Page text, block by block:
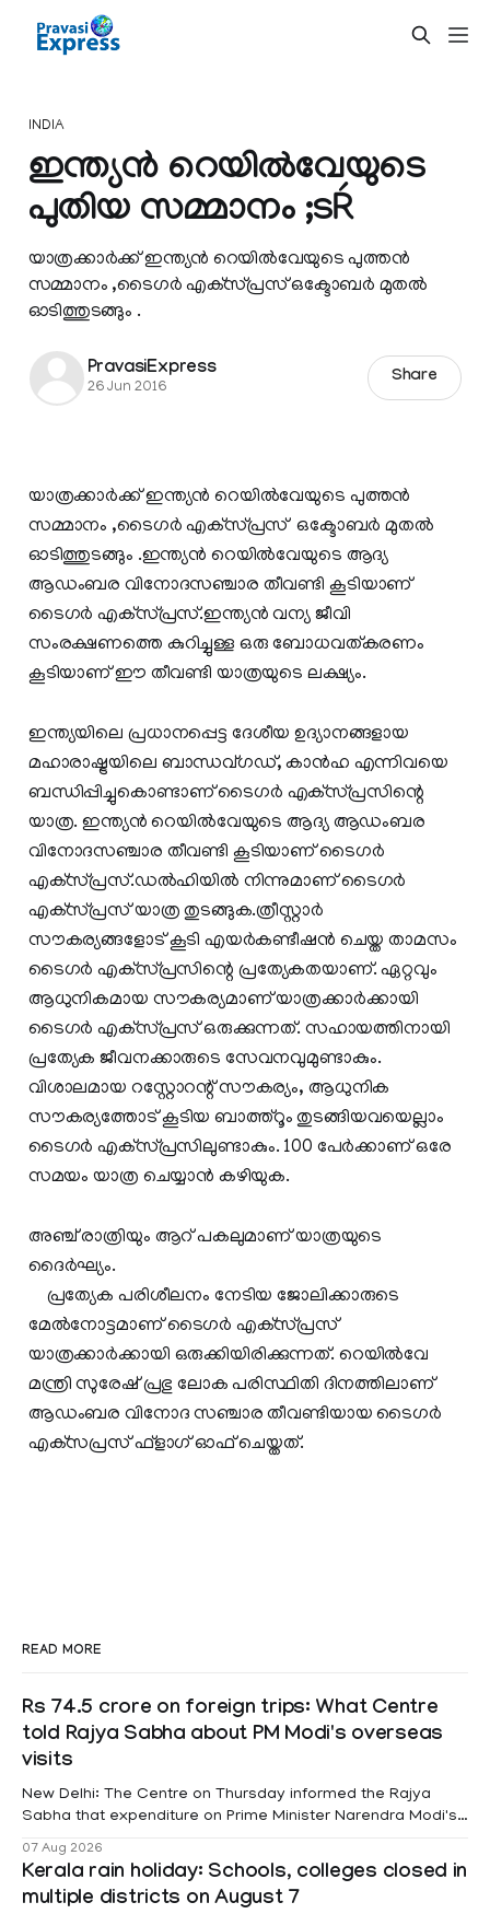
INDIA
ഇന്ത്യന്‍ റെയില്‍വേയുടെ
പുതിയ സമ്മാനം ;ടŔ
യാത്രക്കാര്‍ക്ക് ഇന്ത്യന്‍ റെയില്‍വേയുടെ പുത്തന്‍
സമ്മാനം ,ടൈഗര്‍ എക്‌സ്പ്രസ് ഒക്ടോബര്‍ മുതല്‍
ഓടിത്തുടങ്ങും .
PravasiExpress
26 Jun 2016
Share
യാത്രക്കാര്‍ക്ക് ഇന്ത്യന്‍ റെയില്‍വേയുടെ പുത്തന്‍
സമ്മാനം ,ടൈഗര്‍ എക്‌സ്പ്രസ് ഒക്ടോബര്‍ മുതല്‍
ഓടിത്തുടങ്ങും .ഇന്ത്യന്‍ റെയില്‍വേയുടെ ആദ്യ
ആഡംബര വിനോദസഞ്ചാര തീവണ്ടി കൂടിയാണ്
ടൈഗര്‍ എക്‌സ്പ്രസ്.ഇന്ത്യന്‍ വന്യ ജീവി
സംരക്ഷണത്തെ കുറിച്ചുള്ള ഒരു ബോധവത്കരണം
കൂടിയാണ് ഈ തീവണ്ടി യാത്രയുടെ ലക്ഷ്യം.
ഇന്ത്യയിലെ പ്രധാനപ്പെട്ട ദേശീയ ഉദ്യാനങ്ങളായ
മഹാരാഷ്ട്രയിലെ ബാന്ധവ്ഗഡ്, കാന്‍ഹ എന്നിവയെ
ബന്ധിപ്പിച്ചുകൊണ്ടാണ് ടൈഗര്‍ എക്‌സ്പ്രസിന്റെ
യാത്ര. ഇന്ത്യന്‍ റെയില്‍വേയുടെ ആദ്യ ആഡംബര
വിനോദസഞ്ചാര തീവണ്ടി കൂടിയാണ് ടൈഗര്‍
എക്‌സ്പ്രസ്.ഡല്‍ഹിയില്‍ നിന്നുമാണ് ടൈഗര്‍
എക്‌സ്പ്രസ് യാത്ര തുടങ്ങുക.ത്രീസ്റ്റാര്‍
സൗകര്യങ്ങളോട് കൂടി എയര്‍കണ്ടീഷന്‍ ചെയ്ത താമസം
ടൈഗര്‍ എക്‌സ്പ്രസിന്റെ പ്രത്യേകതയാണ്. ഏറ്റവും
ആധുനികമായ സൗകര്യമാണ് യാത്രക്കാര്‍ക്കായി
ടൈഗര്‍ എക്‌സ്പ്രസ് ഒരുക്കുന്നത്. സഹായത്തിനായി
പ്രത്യേക ജീവനക്കാരുടെ സേവനവുമുണ്ടാകും.
വിശാലമായ റസ്റ്റോറന്റ് സൗകര്യം, ആധുനിക
സൗകര്യത്തോട് കൂടിയ ബാത്ത്‌റൂം തുടങ്ങിയവയെല്ലാം
ടൈഗര്‍ എക്‌സ്പ്രസിലുണ്ടാകും. 100 പേര്‍ക്കാണ് ഒരേ
സമയം യാത്ര ചെയ്യാന്‍ കഴിയുക.
അഞ്ച് രാത്രിയും ആറ് പകലുമാണ് യാത്രയുടെ
ദൈര്‍ഘ്യം.
പ്രത്യേക പരിശീലനം നേടിയ ജോലിക്കാരുടെ
മേല്‍നോട്ടമാണ് ടൈഗര്‍ എക്‌സ്പ്രസ്
യാത്രക്കാര്‍ക്കായി ഒരുക്കിയിരിക്കുന്നത്. റെയില്‍വേ
മന്ത്രി സുരേഷ് പ്രഭു ലോക പരിസ്ഥിതി ദിനത്തിലാണ്
ആഡംബര വിനോദ സഞ്ചാര തീവണ്ടിയായ ടൈഗര്‍
എക്‌സപ്രസ് ഫ്ളാഗ് ഓഫ് ചെയ്തത്.
READ MORE
Rs 74.5 crore on foreign trips: What Centre
told Rajya Sabha about PM Modi's overseas
visits
New Delhi: The Centre on Thursday informed the Rajya
Sabha that expenditure on Prime Minister Narendra Modi's
information was provided by Minister of State for External
Affairs Pabitra Margherita in a written reply to questions
raised
07 Aug 2026
Kerala rain holiday: Schools, colleges closed in
multiple districts on August 7